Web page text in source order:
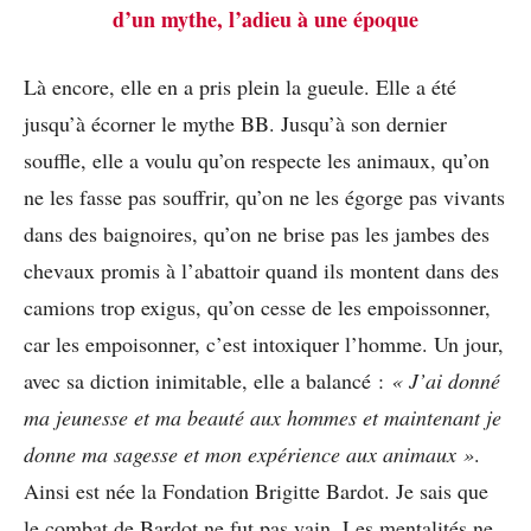
d’un mythe, l’adieu à une époque
Là encore, elle en a pris plein la gueule. Elle a été
jusqu’à écorner le mythe BB. Jusqu’à son dernier
souffle, elle a voulu qu’on respecte les animaux, qu’on
ne les fasse pas souffrir, qu’on ne les égorge pas vivants
dans des baignoires, qu’on ne brise pas les jambes des
chevaux promis à l’abattoir quand ils montent dans des
camions trop exigus, qu’on cesse de les empoissonner,
car les empoisonner, c’est intoxiquer l’homme. Un jour,
avec sa diction inimitable, elle a balancé : « J’ai donné
ma jeunesse et ma beauté aux hommes et maintenant je
donne ma sagesse et mon expérience aux animaux ».
Ainsi est née la Fondation Brigitte Bardot. Je sais que